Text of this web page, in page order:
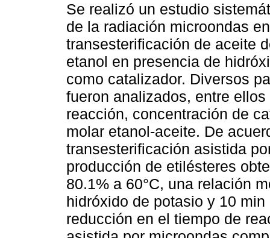
Se realizó un estudio
de la radiación microondas
transesterificación de aceite
etanol en presencia de
como catalizador. Diversos
fueron analizados, entre
reacción, concentración de
molar etanol-aceite. De
transesterificación asistida
producción de etilésteres
80.1% a 60°C, una relación
hidróxido de potasio y 10
reducción en el tiempo de